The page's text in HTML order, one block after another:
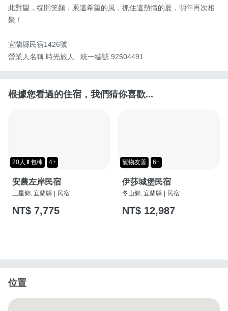
此對望，綻開笑顏，乘這希望的風，抓住這熱情的夏，明年再次相
聚！
宜蘭縣民宿1426號
營業人名稱 時光旅人   統一編號 92504491
根據您看過的住宿，我們猜你喜歡...
20人⬆包棟 4+
安農左岸民宿
三星鄉, 宜蘭縣 民宿
NT$ 7,775
寵物友善 6+
伊莎城堡民宿
冬山鄉, 宜蘭縣 民宿
NT$ 12,987
位置